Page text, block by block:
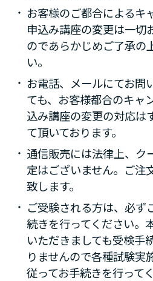
お客様のご都合によるキ
申込み講座の変更は一切
のであらかじめご了承の
い。
お電話、メールにてお問
ても、お客様都合のキャ
込み講座の変更の対応は
て頂いております。
通信販売には法律上、ク
定はございません。ご注
致します。
ご受験される方は、必ず
続きを行ってください。
いただきましても受検手
りませんので各種試験実
従ってお手続きを行って